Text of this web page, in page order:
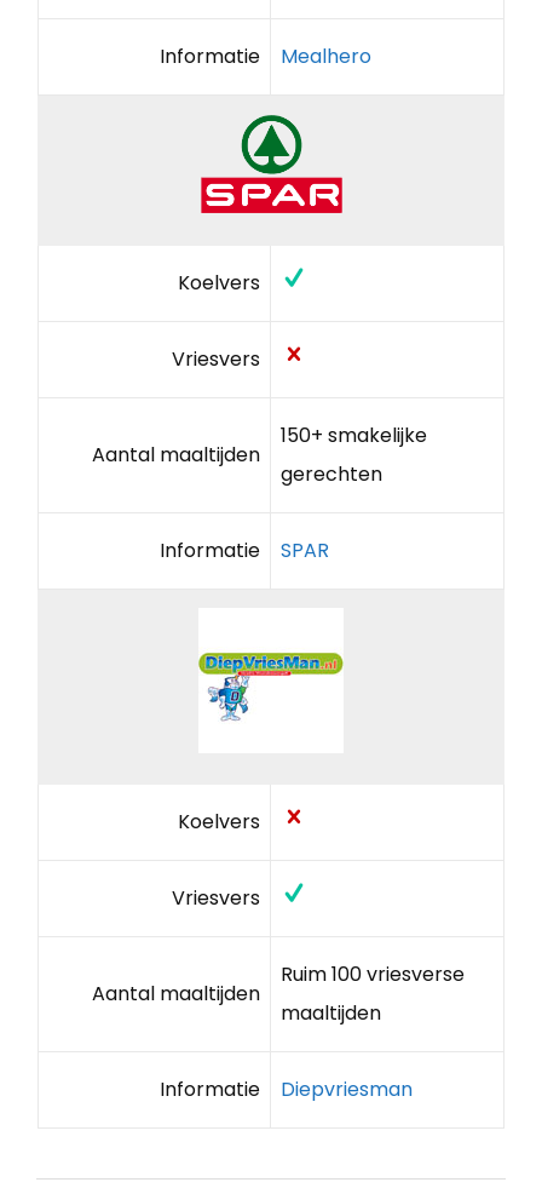
Informatie Mealhero
Koelvers
Vriesvers
Aantal maaltijden
150+ smakelijke
gerechten
Informatie SPAR
Koelvers
Vriesvers
Aantal maaltijden
Ruim 100 vriesverse
maaltijden
Informatie Diepvriesman